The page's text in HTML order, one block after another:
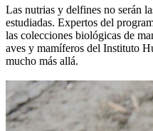
Las nutrias y delfines no serán
estudiadas. Expertos del
las colecciones biológicas de
aves y mamíferos del Instituto
mucho más allá.